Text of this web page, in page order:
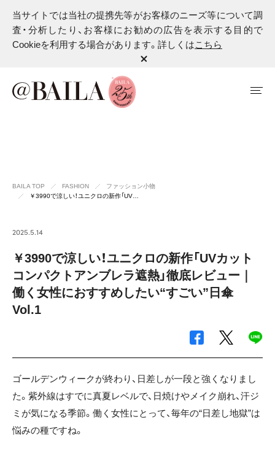
当サイトでは当社の提携先等がお客様のニーズ等について調
査・分析したり、お客様にお勧めの広告を表示する目的で
Cookieを利用する場合があります。詳しくはこちら
BAILA TOP FASHION
ファッション小物
￥3990で涼しい！ユニクロの新作「UV…
2025.5.14
￥3990で涼しい！ユニクロの新作「UVカット
コンパクトアンブレラ遮熱」徹底レビュー｜
働く女性におすすめしたい“すごい”日傘
Vol.1
ゴールデンウィークが終わり、日差しが一段と強くなりまし
た。紫外線はすでに真夏レベルで、日焼けやメイク崩れ、汗ジ
ミが気になる季節。働く女性にとって、毎年の“日差し地獄”は
悩みの種ですね。